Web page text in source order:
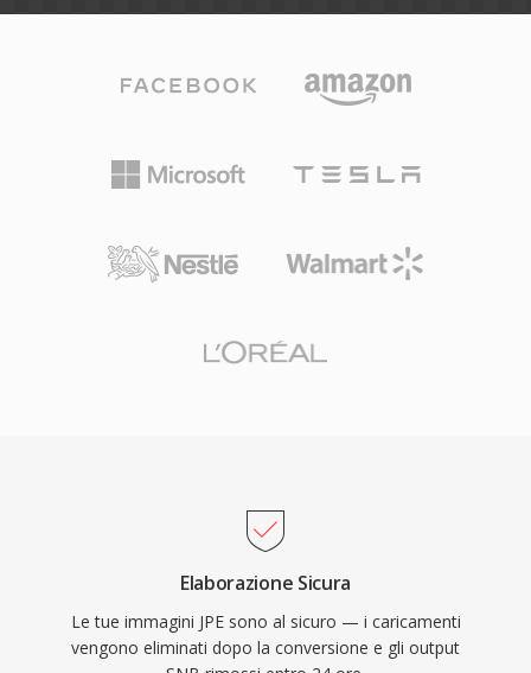
Elaborazione Sicura
Le tue immagini JPE sono al sicuro — i caricamenti
vengono eliminati dopo la conversione e gli output